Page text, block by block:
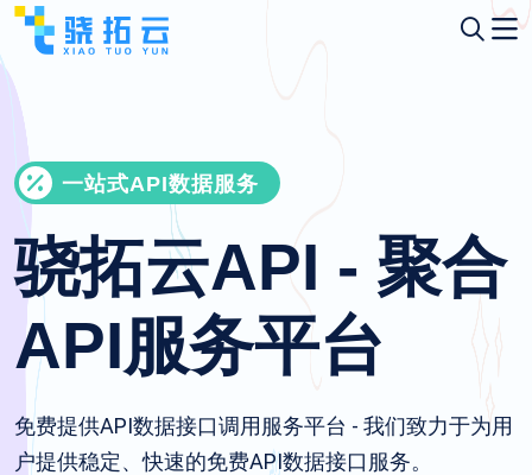
一站式API数据服务
骁拓云API - 聚合
API服务平台
免费提供API数据接口调用服务平台 - 我们致力于为用
户提供稳定、快速的免费API数据接口服务。